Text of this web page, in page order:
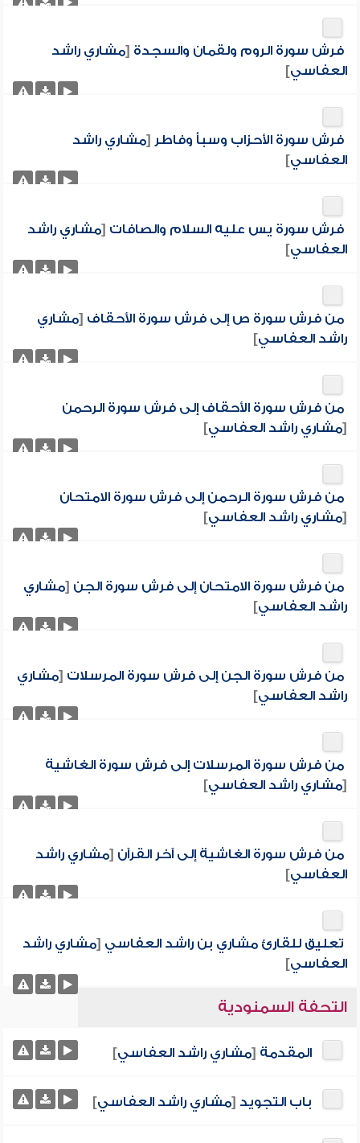
فرش سورة الروم ولقمان والسجدة [مشاري راشد
العفاسي]
فرش سورة الأحزاب وسبأ وفاطر [مشاري راشد
العفاسي]
فرش سورة يس عليه السلام والصافات [مشاري راشد
العفاسي]
من فرش سورة ص إلى فرش سورة الأحقاف [مشاري
راشد العفاسي]
من فرش سورة الأحقاف إلى فرش سورة الرحمن
[مشاري راشد العفاسي]
من فرش سورة الرحمن إلى فرش سورة الامتحان
[مشاري راشد العفاسي]
من فرش سورة الامتحان إلى فرش سورة الجن [مشاري
راشد العفاسي]
من فرش سورة الجن إلى فرش سورة المرسلات [مشاري
راشد العفاسي]
من فرش سورة المرسلات إلى فرش سورة الغاشية
[مشاري راشد العفاسي]
من فرش سورة الغاشية إلى آخر القرآن [مشاري راشد
العفاسي]
تعليق للقارئ مشاري بن راشد العفاسي [مشاري راشد
العفاسي]
التحفة السمنودية
المقدمة [مشاري راشد العفاسي]
باب التجويد [مشاري راشد العفاسي]